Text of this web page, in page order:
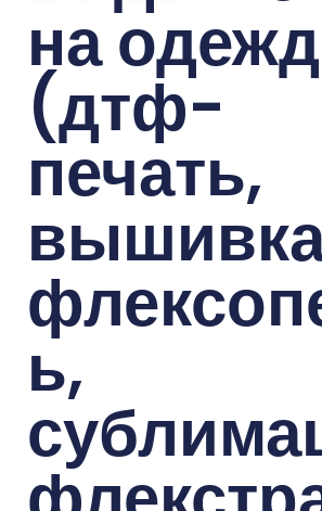
на
(дтф-
печать,
ь,